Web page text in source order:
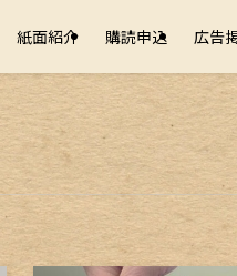
紙面紹介 購読申込 広告